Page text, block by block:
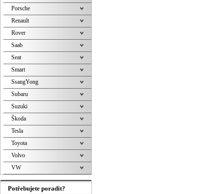
Porsche
Renault
Rover
Saab
Seat
Smart
SsangYong
Subaru
Suzuki
Škoda
Tesla
Toyota
Volvo
VW
Potřebujete poradit?